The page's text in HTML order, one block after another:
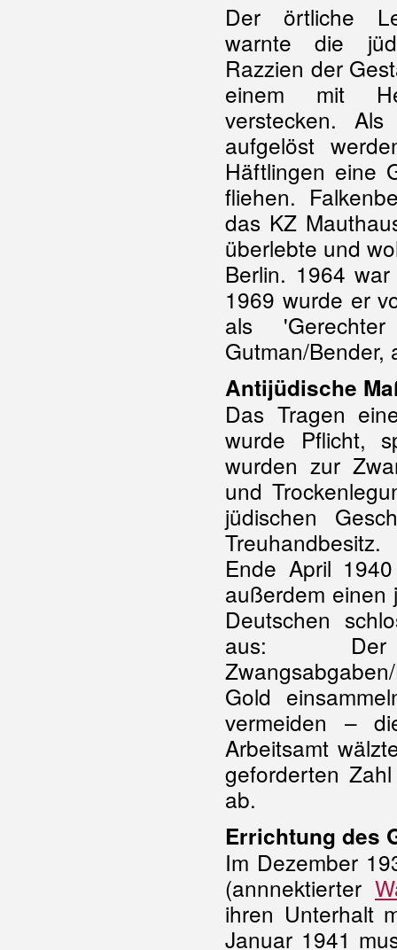
Der örtliche
warnte die
Razzien der
einem mit
verstecken.
aufgelöst
Häftlingen eine
fliehen.
das KZ
überlebte und
Berlin. 1964
1969 wurde er
als
Gutman/Bender,
Antijüdische
Das Tragen
wurde Pflicht,
wurden zur
und
jüdischen
Treuhandbesitz.
Ende April
außerdem einen
Deutschen
aus:
Gold
vermeiden –
Arbeitsamt
geforderten
ab.
Errichtung des
Im Dezember
(annnektierter
ihren Unterhalt
Januar 1941